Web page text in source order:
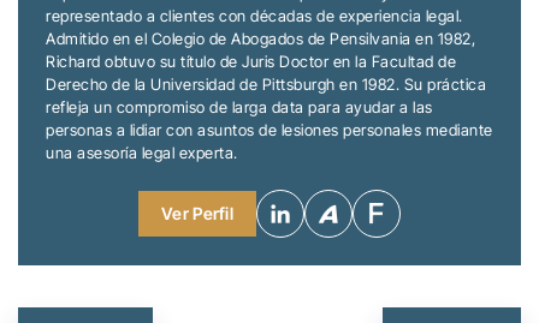
representado a clientes con décadas de experiencia legal.
Admitido en el Colegio de Abogados de Pensilvania en 1982,
Richard obtuvo su título de Juris Doctor en la Facultad de
Derecho de la Universidad de Pittsburgh en 1982. Su práctica
refleja un compromiso de larga data para ayudar a las
personas a lidiar con asuntos de lesiones personales mediante
una asesoría legal experta.
Ver Perfil